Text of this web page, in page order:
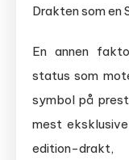
Drakten som
En annen
status som
symbol på
mest
edition-